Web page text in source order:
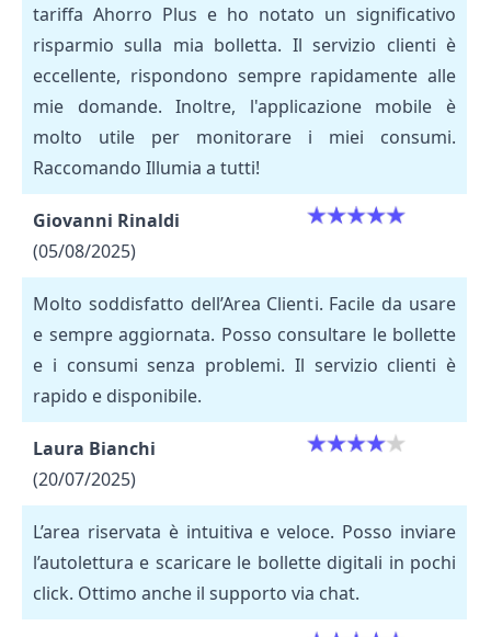
tariffa Ahorro Plus e ho notato un significativo
risparmio sulla mia bolletta. Il servizio clienti è
eccellente, rispondono sempre rapidamente alle
mie domande. Inoltre, l'applicazione mobile è
molto utile per monitorare i miei consumi.
Raccomando Illumia a tutti!
Giovanni Rinaldi
(05/08/2025)
Molto soddisfatto dell’Area Clienti. Facile da usare
e sempre aggiornata. Posso consultare le bollette
e i consumi senza problemi. Il servizio clienti è
rapido e disponibile.
Laura Bianchi
(20/07/2025)
L’area riservata è intuitiva e veloce. Posso inviare
l’autolettura e scaricare le bollette digitali in pochi
click. Ottimo anche il supporto via chat.